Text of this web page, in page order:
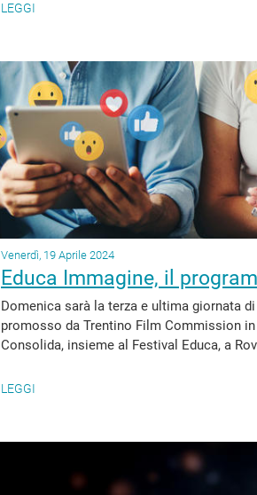
LEGGI
Venerdì, 19 Aprile 2024
Educa Immagine, il
Domenica sarà la terza e ultima giornata
promosso da Trentino Film Commission
Consolida, insieme al Festival Educa, a
LEGGI